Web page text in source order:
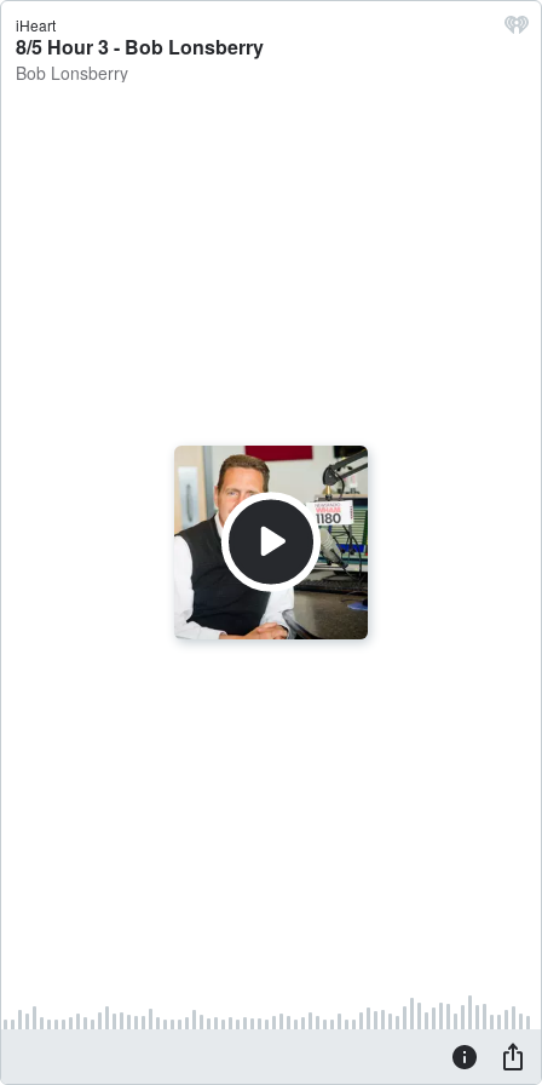
iHeart
8/5 Hour 3 - Bob Lonsberry
Bob Lonsberry